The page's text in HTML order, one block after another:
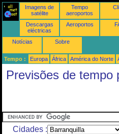
Imagens de
satélite
Tempo
aeroportos
Descargas
eléctricas
Aeroportos
Notícias Sobre
Tempo : Europa África América do Norte
Previsões de tempo
Cidades :